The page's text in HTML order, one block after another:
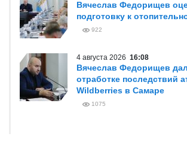
Вячеслав Федорищев
подготовку к
922
4 августа 2026 16:08
Вячеслав Федорищев
отработке последствий
Wildberries в Самаре
1075